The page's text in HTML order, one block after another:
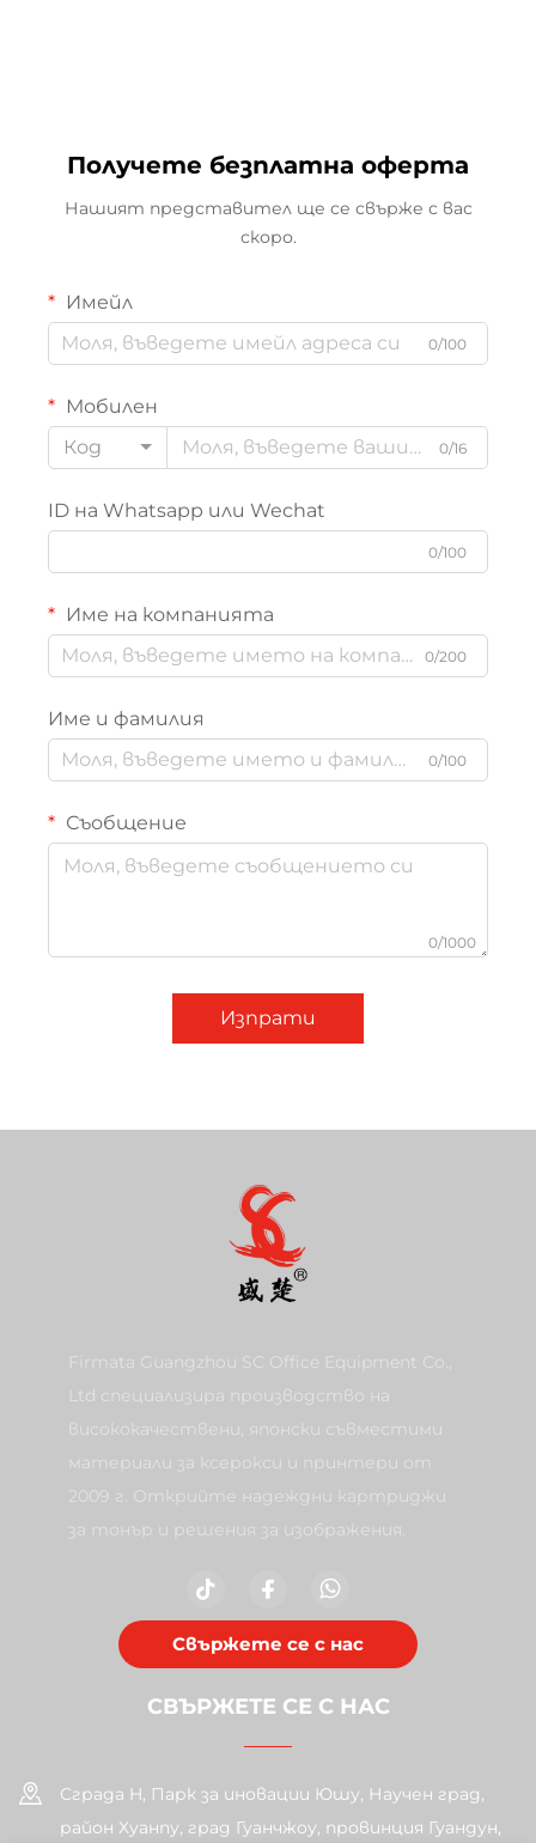
Получете безплатна оферта
Нашият представител ще се свърже с вас
скоро.
Имейл
0/100
Мобилен
Код
0/16
ID на Whatsapp или Wechat
0/100
Име на компанията
0/200
Име и фамилия
0/100
Съобщение
0/1000
Изпрати
Firmata Guangzhou SC Office Equipment Co.,
Ltd специализира производство на
висококачествени, японски съвместими
материали за ксерокси и принтери от
2009 г. Открийте надеждни картриджи
за тонър и решения за изображения.
Свържете се с нас
СВЪРЖЕТЕ СЕ С НАС
Сграда H, Парк за иновации Юшу, Научен град,
район Хуанпу, град Гуанчжоу, провинция Гуандун,